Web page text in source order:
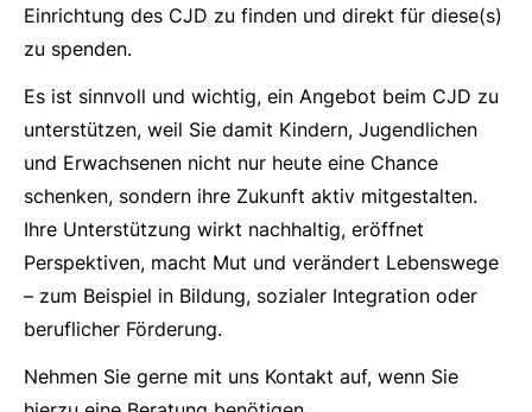
Einrichtung des CJD zu finden und direkt für diese(s)
zu spenden.
Es ist sinnvoll und wichtig, ein Angebot beim CJD zu
unterstützen, weil Sie damit Kindern, Jugendlichen
und Erwachsenen nicht nur heute eine Chance
schenken, sondern ihre Zukunft aktiv mitgestalten.
Ihre Unterstützung wirkt nachhaltig, eröffnet
Perspektiven, macht Mut und verändert Lebenswege
– zum Beispiel in Bildung, sozialer Integration oder
beruflicher Förderung.
Nehmen Sie gerne mit uns Kontakt auf, wenn Sie